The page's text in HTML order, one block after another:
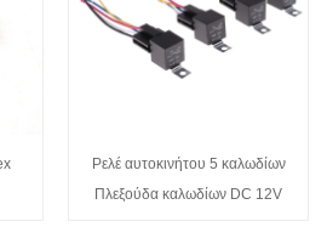
Ρελέ αυτοκινήτου 5 καλωδίων
Πλεξούδα καλωδίων DC 12V